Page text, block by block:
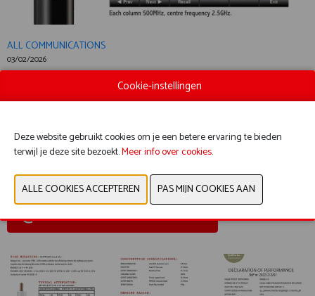
ALL COMMUNICATIONS
03/02/2026
Hoogwaardige halogeenvrije coaxiale kabel met extreem laag verlies
geschikt voor DAS systemen op hoge frequenties.
Document
CONTACTEER ONS
Cookie-instellingen
Deze website gebruikt cookies om je een betere ervaring te bieden
terwijl je deze site bezoekt.Meer info over cookies.